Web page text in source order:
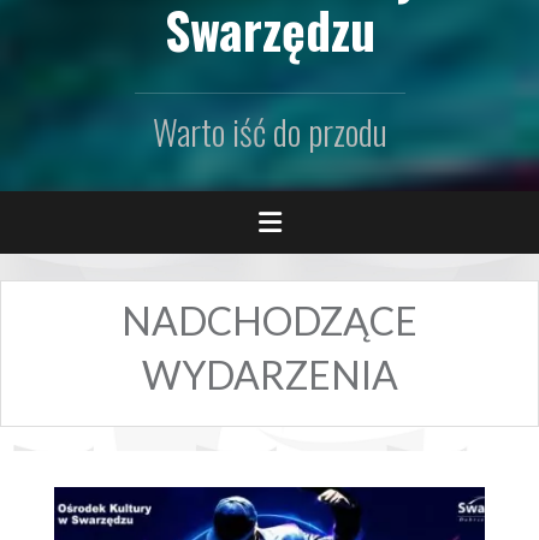
Swarzędzu
Warto iść do przodu
NADCHODZĄCE
WYDARZENIA